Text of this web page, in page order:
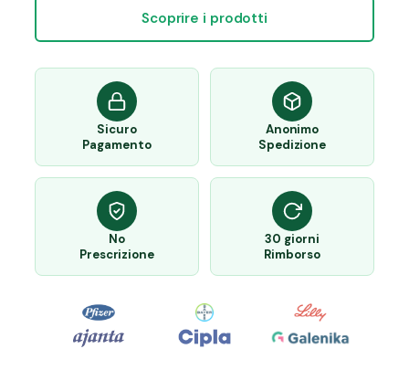
Scoprire i prodotti
Sicuro
Pagamento
Anonimo
Spedizione
No
Prescrizione
30 giorni
Rimborso